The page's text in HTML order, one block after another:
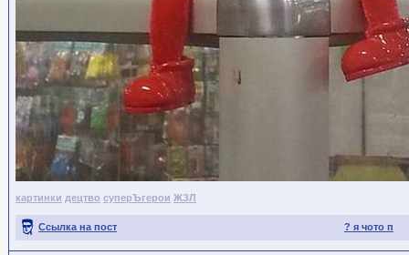
картинки децтво суперЪгерои ЖЗЛ
? я чото п
Ссылка на пост